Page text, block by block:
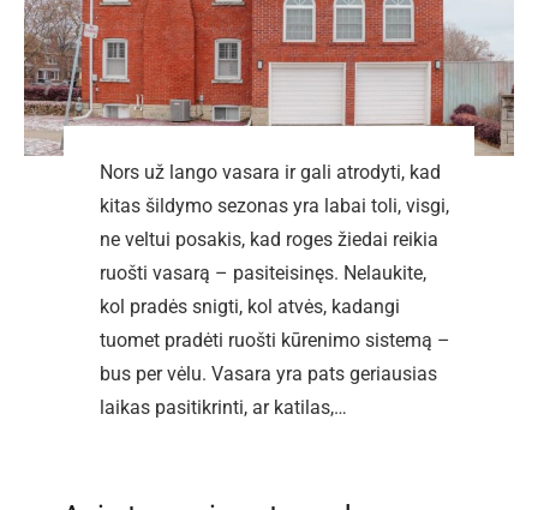
Nors už lango vasara ir gali atrodyti, kad
kitas šildymo sezonas yra labai toli, visgi,
ne veltui posakis, kad roges žiedai reikia
ruošti vasarą – pasiteisinęs. Nelaukite,
kol pradės snigti, kol atvės, kadangi
tuomet pradėti ruošti kūrenimo sistemą –
bus per vėlu. Vasara yra pats geriausias
laikas pasitikrinti, ar katilas,…